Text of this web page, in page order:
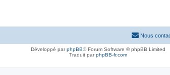
Nous
Développé parphpBB® Forum Software © phpBB Limited
Traduit parphpBB-fr.com